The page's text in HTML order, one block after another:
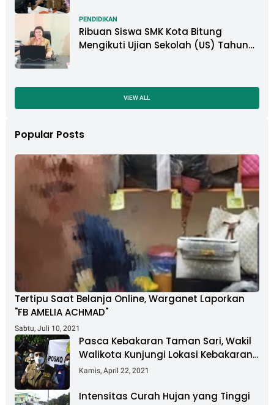
PENDIDIKAN
Ribuan Siswa SMK Kota Bitung
Mengikuti Ujian Sekolah (US) Tahun
VIEW ALL
Popular Posts
Tertipu Saat Belanja Online, Warganet Laporkan
"FB AMELIA ACHMAD"
Sabtu, Juli 10, 2021
Pasca Kebakaran Taman Sari, Wakil
Walikota Kunjungi Lokasi Kebakaran
Dan Salurkan Bantuan
Kamis, April 22, 2021
Intensitas Curah Hujan yang Tinggi